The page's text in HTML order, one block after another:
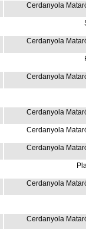
Cerdanyola
Cerdanyola
Cerdanyola
Cerdanyola
Cerdanyola
Cerdanyola
Cerdanyola
Cerdanyola